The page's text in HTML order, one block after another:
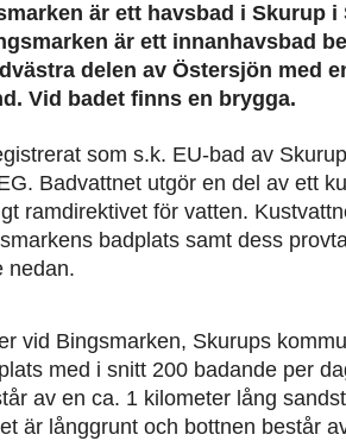
är ett havsbad i Skurup i
är ett innanhavsbad
delen av Östersjön med
Vid badet finns en brygga.
som s.k. EU-bad av
Badvattnet utgör en del av ett
ramdirektivet för vatten.
badplats samt dess
nedan.
vid Bingsmarken, Skurups
med i snitt 200 badande per
av en ca. 1 kilometer lång
är långgrunt och bottnen består